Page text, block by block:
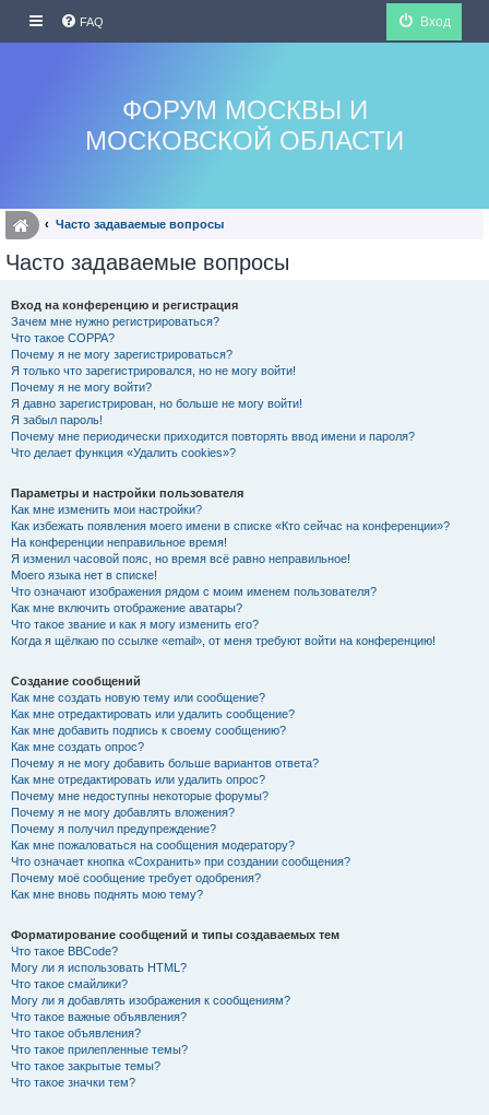
FAQ Вход
ФОРУМ МОСКВЫ И
МОСКОВСКОЙ ОБЛАСТИ
Часто задаваемые вопросы
Часто задаваемые вопросы
Вход на конференцию и регистрация
Зачем мне нужно регистрироваться?
Что такое COPPA?
Почему я не могу зарегистрироваться?
Я только что зарегистрировался, но не могу войти!
Почему я не могу войти?
Я давно зарегистрирован, но больше не могу войти!
Я забыл пароль!
Почему мне периодически приходится повторять ввод имени и пароля?
Что делает функция «Удалить cookies»?
Параметры и настройки пользователя
Как мне изменить мои настройки?
Как избежать появления моего имени в списке «Кто сейчас на конференции»?
На конференции неправильное время!
Я изменил часовой пояс, но время всё равно неправильное!
Моего языка нет в списке!
Что означают изображения рядом с моим именем пользователя?
Как мне включить отображение аватары?
Что такое звание и как я могу изменить его?
Когда я щёлкаю по ссылке «email», от меня требуют войти на конференцию!
Создание сообщений
Как мне создать новую тему или сообщение?
Как мне отредактировать или удалить сообщение?
Как мне добавить подпись к своему сообщению?
Как мне создать опрос?
Почему я не могу добавить больше вариантов ответа?
Как мне отредактировать или удалить опрос?
Почему мне недоступны некоторые форумы?
Почему я не могу добавлять вложения?
Почему я получил предупреждение?
Как мне пожаловаться на сообщения модератору?
Что означает кнопка «Сохранить» при создании сообщения?
Почему моё сообщение требует одобрения?
Как мне вновь поднять мою тему?
Форматирование сообщений и типы создаваемых тем
Что такое BBCode?
Могу ли я использовать HTML?
Что такое смайлики?
Могу ли я добавлять изображения к сообщениям?
Что такое важные объявления?
Что такое объявления?
Что такое прилепленные темы?
Что такое закрытые темы?
Что такое значки тем?